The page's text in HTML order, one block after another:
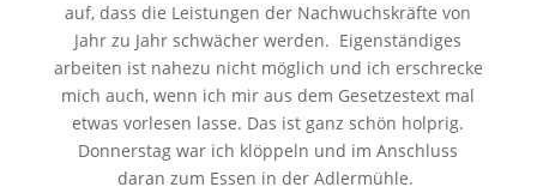
auf, dass die Leistungen der Nachwuchskräfte von
Jahr zu Jahr schwächer werden. Eigenständiges
arbeiten ist nahezu nicht möglich und ich erschrecke
mich auch, wenn ich mir aus dem Gesetzestext mal
etwas vorlesen lasse. Das ist ganz schön holprig.
Donnerstag war ich klöppeln und im Anschluss
daran zum Essen in der Adlermühle.